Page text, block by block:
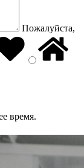
Пожалуйста,
время.